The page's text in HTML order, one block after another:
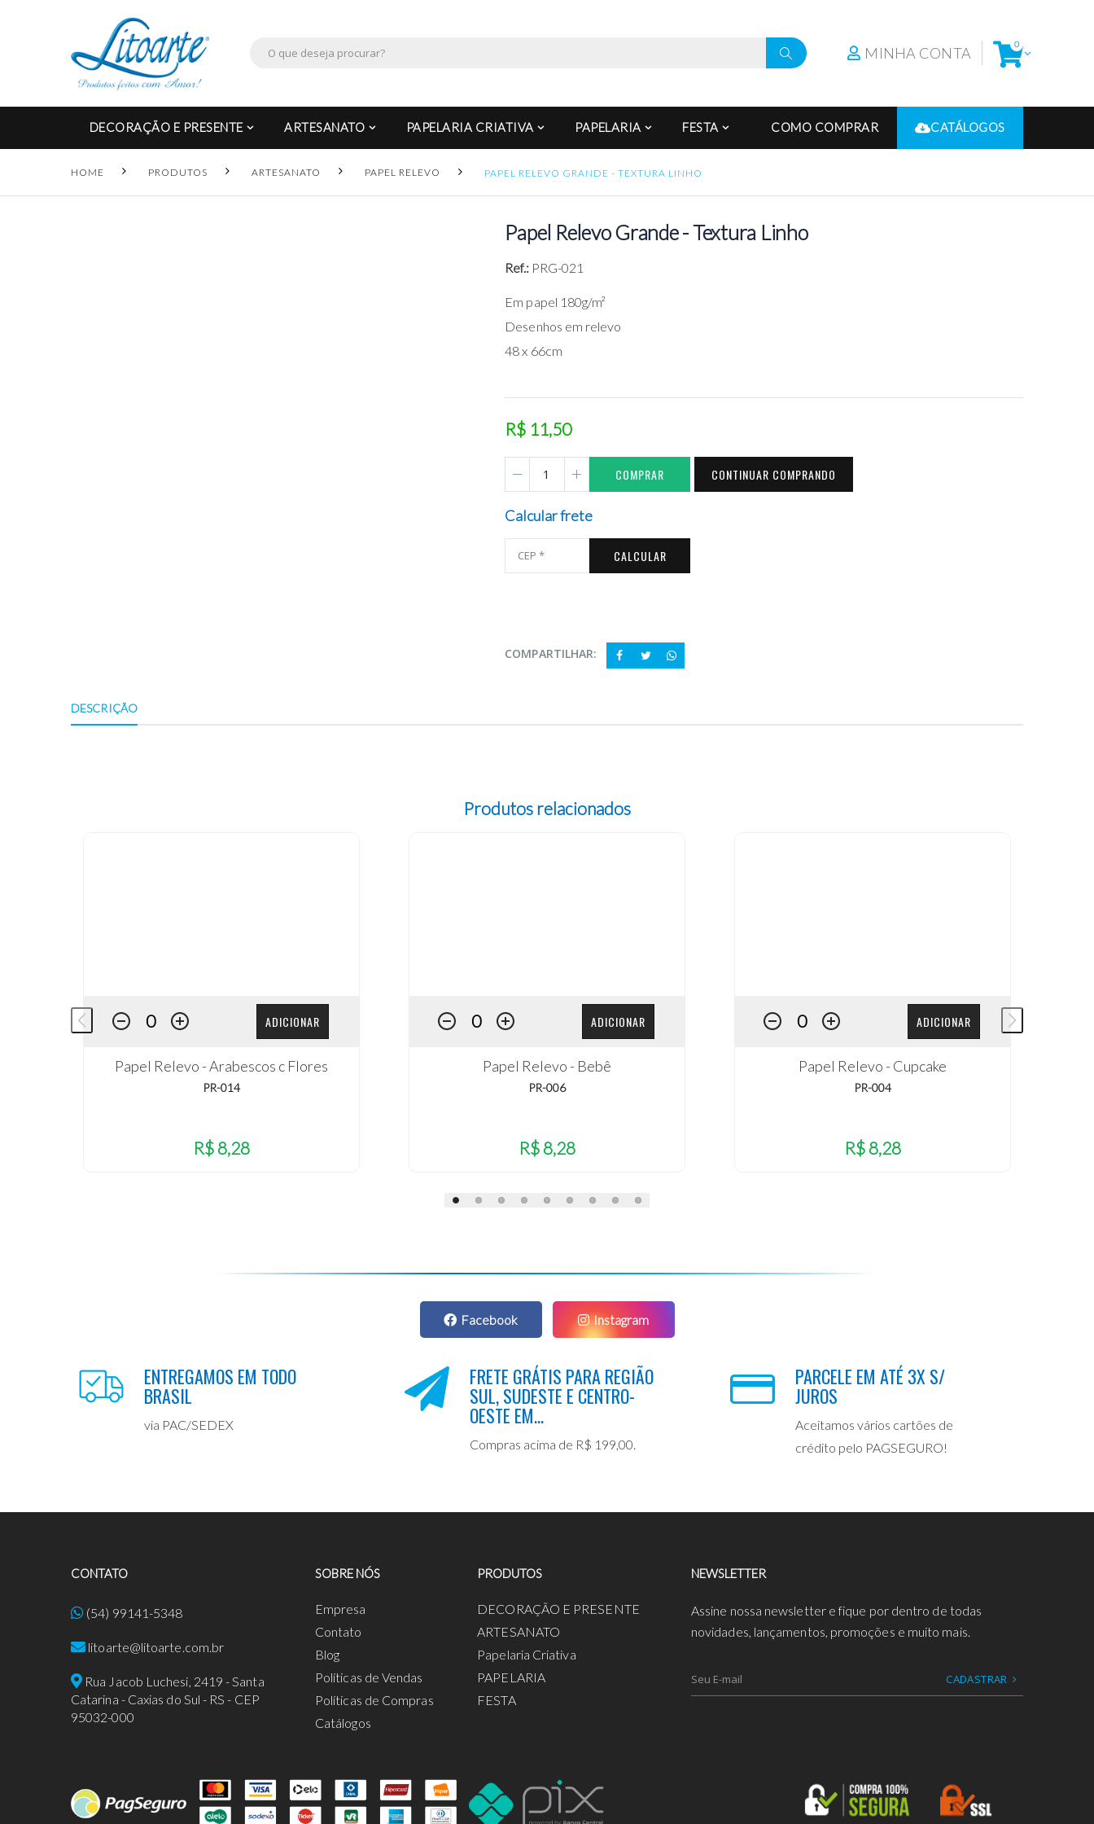
MINHA CONTA 0
DECORAÇÃO E PRESENTE ARTESANATO PAPELARIA CRIATIVA PAPELARIA FESTA COMO COMPRAR CATÁLOGOS
HOME PRODUTOS ARTESANATO PAPEL RELEVO PAPEL RELEVO GRANDE - TEXTURA LINHO
Papel Relevo Grande - Textura Linho
Ref.: PRG-021
Em papel 180g/m²
Desenhos em relevo
48 x 66cm
R$ 11,50
COMPRAR CONTINUAR COMPRANDO
Calcular frete
CALCULAR
COMPARTILHAR:
DESCRIÇÃO
Produtos relacionados
ADICIONAR
Papel Relevo - Arabescos c Flores
PR-014
R$ 8,28
ADICIONAR
Papel Relevo - Bebê
PR-006
R$ 8,28
ADICIONAR
Papel Relevo - Cupcake
PR-004
R$ 8,28
Facebook Instagram
ENTREGAMOS EM TODO
BRASIL
via PAC/SEDEX
FRETE GRÁTIS PARA REGIÃO
SUL, SUDESTE E CENTRO-
OESTE EM...
Compras acima de R$ 199,00.
PARCELE EM ATÉ 3X S/
JUROS
Aceitamos vários cartões de
crédito pelo PAGSEGURO!
CONTATO
(54) 99141-5348
litoarte@litoarte.com.br
Rua Jacob Luchesi, 2419 - Santa
Catarina - Caxias do Sul - RS - CEP
95032-000
SOBRE NÓS
Empresa
Contato
Blog
Políticas de Vendas
Políticas de Compras
Catálogos
PRODUTOS
DECORAÇÃO E PRESENTE
ARTESANATO
Papelaria Criativa
PAPELARIA
FESTA
NEWSLETTER
Assine nossa newsletter e fique por dentro de todas
novidades, lançamentos, promoções e muito mais.
CADASTRAR